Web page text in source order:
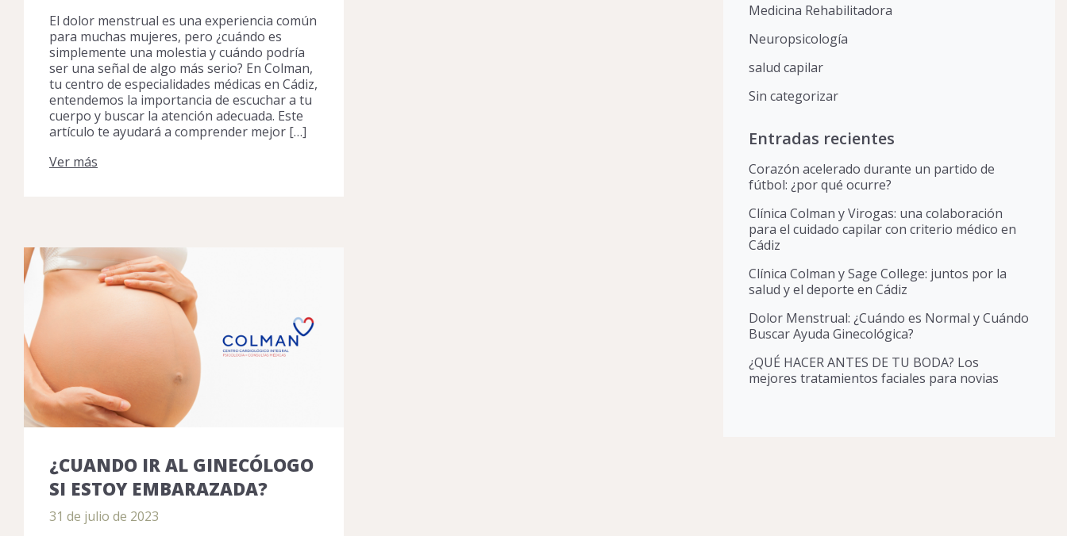
El dolor menstrual es una experiencia común
para muchas mujeres, pero ¿cuándo es
simplemente una molestia y cuándo podría
ser una señal de algo más serio? En Colman,
tu centro de especialidades médicas en Cádiz,
entendemos la importancia de escuchar a tu
cuerpo y buscar la atención adecuada. Este
artículo te ayudará a comprender mejor […]
Ver más
¿CUANDO IR AL GINECÓLOGO
SI ESTOY EMBARAZADA?
31 de julio de 2023
Medicina Rehabilitadora
Neuropsicología
salud capilar
Sin categorizar
Entradas recientes
Corazón acelerado durante un partido de
fútbol: ¿por qué ocurre?
Clínica Colman y Virogas: una colaboración
para el cuidado capilar con criterio médico en
Cádiz
Clínica Colman y Sage College: juntos por la
salud y el deporte en Cádiz
Dolor Menstrual: ¿Cuándo es Normal y Cuándo
Buscar Ayuda Ginecológica?
¿QUÉ HACER ANTES DE TU BODA? Los
mejores tratamientos faciales para novias